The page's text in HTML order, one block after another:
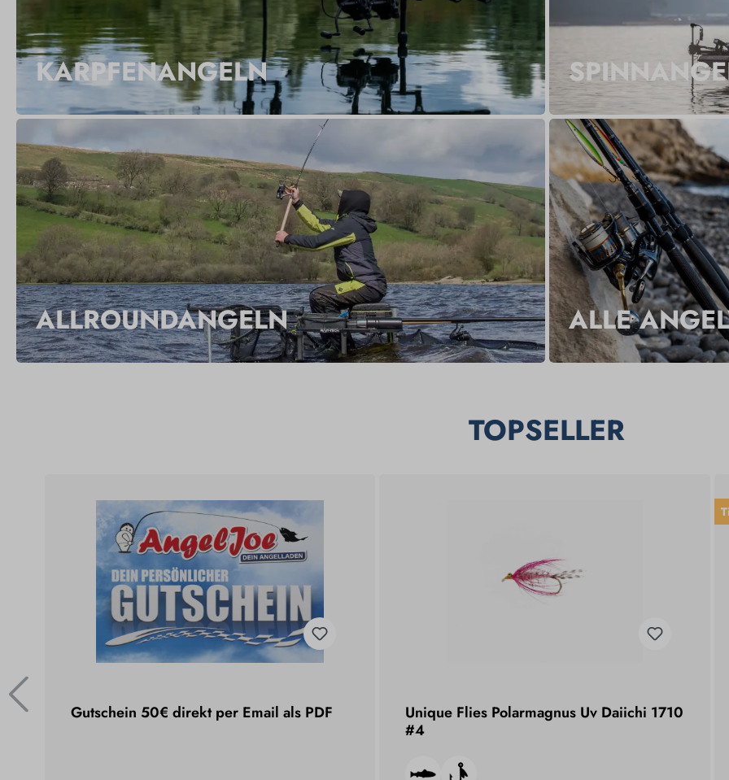
KARPFENANGELN
ALLROUNDANGELN ALLE
TOPSELLER
Gutschein 50€ direkt per Email als PDF
Unique Flies Polarmagnus Uv Daiichi 1710
#4